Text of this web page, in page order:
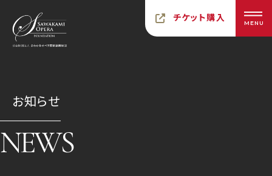
チケット購入 MENU
お知らせ
NEWS